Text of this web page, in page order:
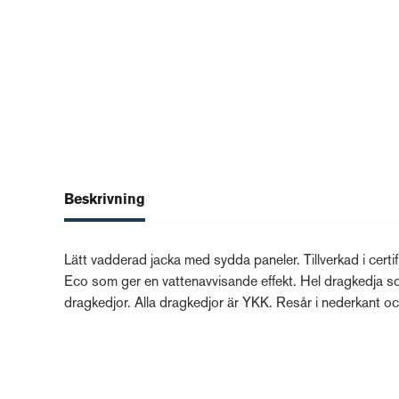
Beskrivning
Lätt vadderad jacka med sydda paneler. Tillverkad i
Eco som ger en vattenavvisande effekt. Hel dragkedja
dragkedjor. Alla dragkedjor är YKK. Resår i nederkant